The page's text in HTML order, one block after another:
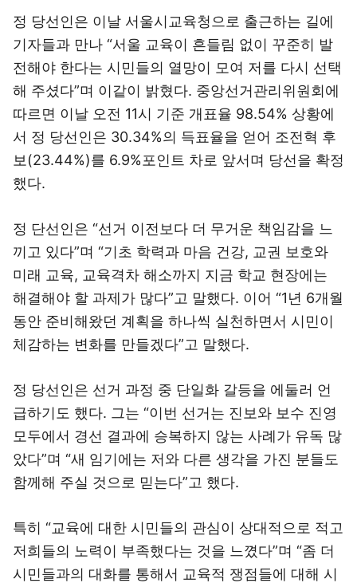
정 당선인은 이날 서울시교육청으로 출근하는 길에
기자들과 만나 “서울 교육이 흔들림 없이 꾸준히 발
전해야 한다는 시민들의 열망이 모여 저를 다시 선택
해 주셨다”며 이같이 밝혔다. 중앙선거관리위원회에
따르면 이날 오전 11시 기준 개표율 98.54% 상황에
서 정 당선인은 30.34%의 득표율을 얻어 조전혁 후
보(23.44%)를 6.9%포인트 차로 앞서며 당선을 확정
했다.
정 단선인은 “선거 이전보다 더 무거운 책임감을 느
끼고 있다”며 “기초 학력과 마음 건강, 교권 보호와
미래 교육, 교육격차 해소까지 지금 학교 현장에는
해결해야 할 과제가 많다”고 말했다. 이어 “1년 6개월
동안 준비해왔던 계획을 하나씩 실천하면서 시민이
체감하는 변화를 만들겠다”고 말했다.
정 당선인은 선거 과정 중 단일화 갈등을 에둘러 언
급하기도 했다. 그는 “이번 선거는 진보와 보수 진영
모두에서 경선 결과에 승복하지 않는 사례가 유독 많
았다”며 “새 임기에는 저와 다른 생각을 가진 분들도
함께해 주실 것으로 믿는다”고 했다.
특히 “교육에 대한 시민들의 관심이 상대적으로 적고
저희들의 노력이 부족했다는 것을 느꼈다”며 “좀 더
시민들과의 대화를 통해서 교육적 쟁점들에 대해 시